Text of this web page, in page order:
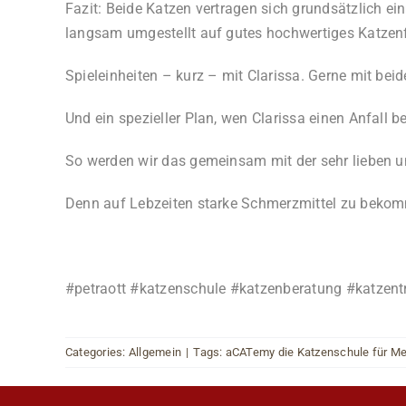
Fazit: Beide Katzen vertragen sich grundsätzlich
langsam umgestellt auf gutes hochwertiges
Spieleinheiten – kurz – mit Clarissa. Gerne mit
Und ein spezieller Plan, wen Clarissa einen Anfall
So werden wir das gemeinsam mit der sehr lieben
Denn auf Lebzeiten starke Schmerzmittel zu
#petraott #katzenschule #katzenberatung
Categories: Allgemein | Tags: aCATemy die Katzenschule für